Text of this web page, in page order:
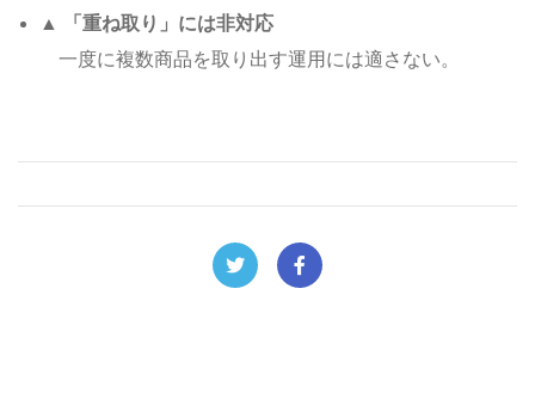
▲
「重ね取り」には非対応
一度に複数商品を取り出す運用には適さない。